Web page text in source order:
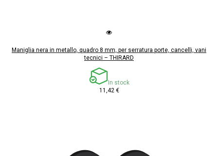
Maniglia nera in metallo, quadro 8 mm, per serratura porte, cancelli, vani
tecnici – THIRARD
In stock
11,42 €